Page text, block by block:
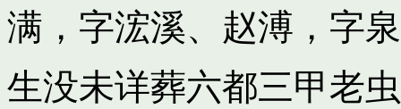
满，字浤溪、 赵溥，字
生没未详葬六都三甲老